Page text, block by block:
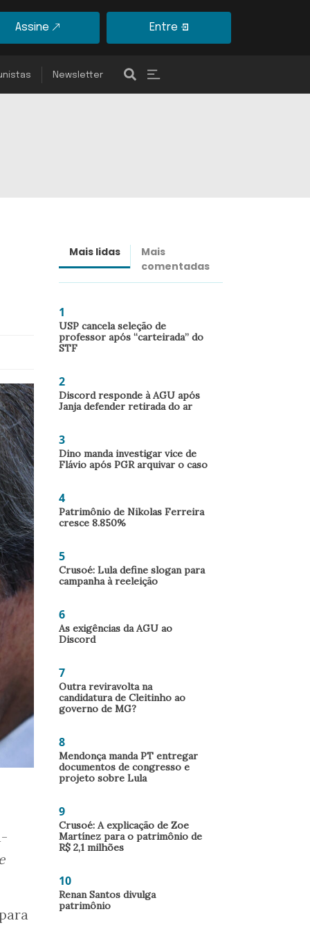
Assine Entre
Newsletter
Mais lidas
Mais
comentadas
1
USP cancela seleção de
professor após “carteirada” do
STF
2
Discord responde à AGU após
Janja defender retirada do ar
3
Dino manda investigar vice de
Flávio após PGR arquivar o caso
4
Patrimônio de Nikolas Ferreira
cresce 8.850%
5
Crusoé: Lula define slogan para
campanha à reeleição
6
As exigências da AGU ao
Discord
7
Outra reviravolta na
candidatura de Cleitinho ao
governo de MG?
8
Mendonça manda PT entregar
documentos de congresso e
projeto sobre Lula
9
Crusoé: A explicação de Zoe
Martínez para o patrimônio de
R$ 2,1 milhões
10
Renan Santos divulga
patrimônio